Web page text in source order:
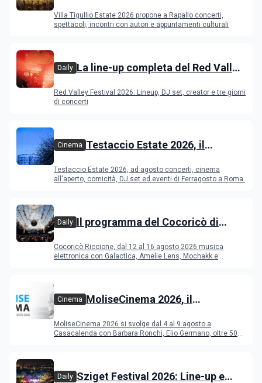
Villa Tigullio Estate 2026 propone a Rapallo concerti,
spettacoli, incontri con autori e appuntamenti culturali
Daily La line-up completa del Red Valley
Red Valley Festival 2026: Lineup, DJ set, creator e tre giorni
di concerti
Cinema Testaccio Estate 2026, il
Ferragosto
Testaccio Estate 2026, ad agosto concerti, cinema
all'aperto, comicità, DJ set ed eventi di Ferragosto a Roma.
Daily Il programma del Cocoricò di
Cocoricò Riccione, dal 12 al 16 agosto 2026 musica
elettronica con Galactica, Amelie Lens, Mochakk e
Cinema MoliseCinema 2026, il
MoliseCinema 2026 si svolge dal 4 al 9 agosto a
Casacalenda con Barbara Ronchi, Elio Germano, oltre 50
Daily Sziget Festival 2026: Line-up e